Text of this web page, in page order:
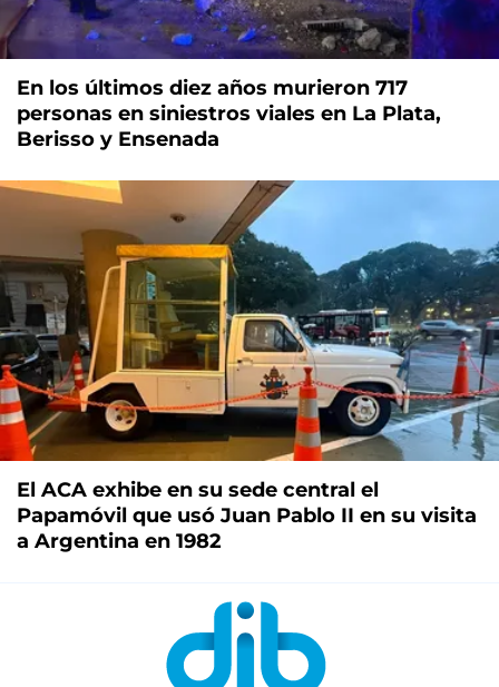
En los últimos diez años murieron 717
personas en siniestros viales en La Plata,
Berisso y Ensenada
El ACA exhibe en su sede central el
Papamóvil que usó Juan Pablo II en su visita
a Argentina en 1982